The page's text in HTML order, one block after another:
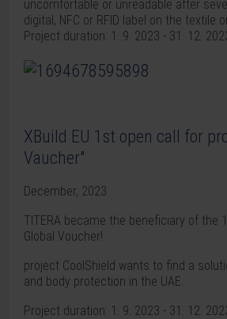
uncomfortable or unreadable after
digital, NFC or RFID label on the textile
Project duration: 1. 9. 2023 - 31. 12.
XBuild EU 1st open call for
Vaucher"
December, 2023
TITERA became the beneficiary of the
Global Voucher!
project CoolShield wants to find a
and body protection in the UAE.
Project duration: 1. 9. 2023 - 31. 12.